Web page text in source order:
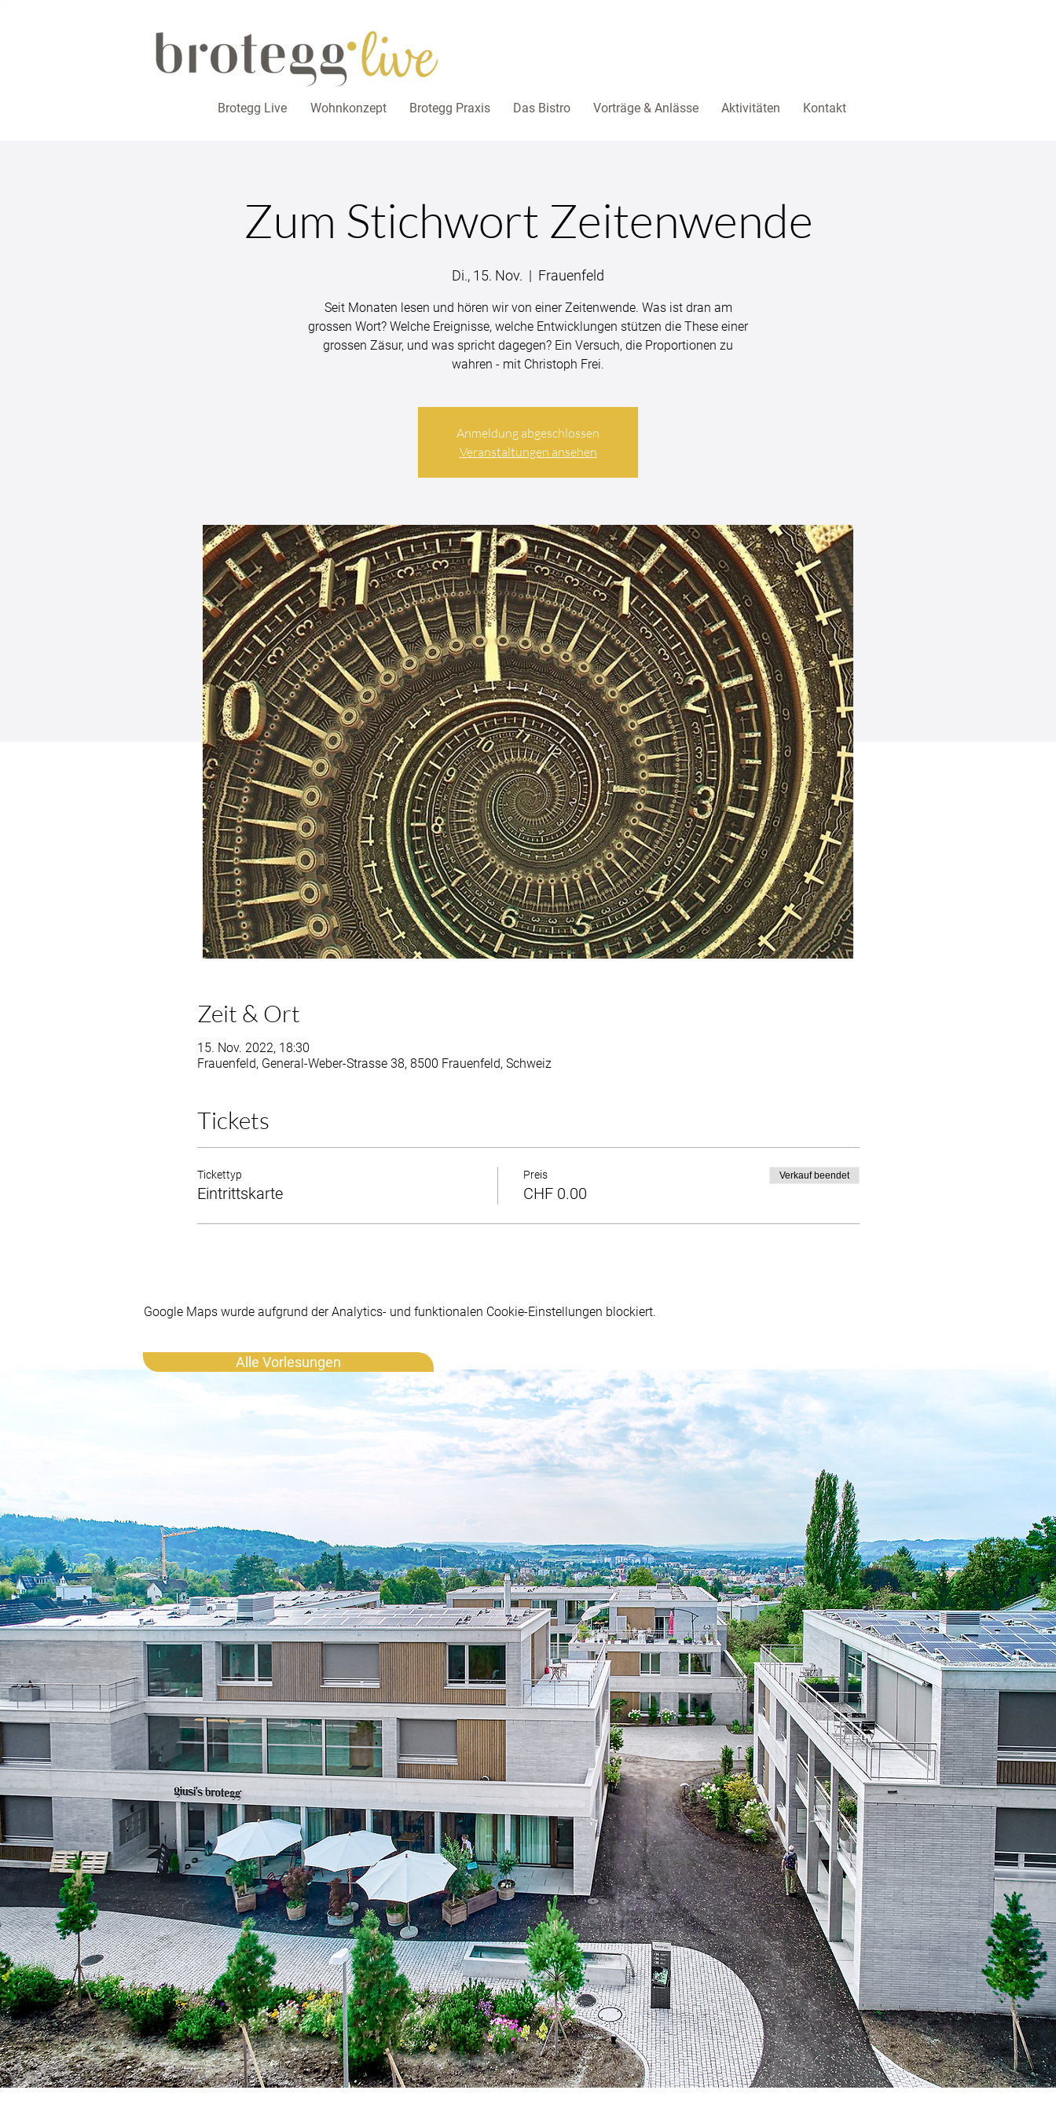
Brotegg Live Wohnkonzept Brotegg Praxis Das Bistro Vorträge & Anlässe Aktivitäten Kontakt
Zum Stichwort Zeitenwende
Di., 15. Nov.
  |
Frauenfeld
Seit Monaten lesen und hören wir von einer Zeitenwende. Was ist dran am
grossen Wort? Welche Ereignisse, welche Entwicklungen stützen die These einer
grossen Zäsur, und was spricht dagegen? Ein Versuch, die Proportionen zu
wahren - mit Christoph Frei.
Anmeldung abgeschlossen
Veranstaltungen ansehen
Zeit & Ort
15. Nov. 2022, 18:30
Frauenfeld, General-Weber-Strasse 38, 8500 Frauenfeld, Schweiz
Tickets
Tickettyp
Eintrittskarte
Preis
CHF 0.00
Verkauf beendet
Google Maps wurde aufgrund der Analytics- und funktionalen Cookie-Einstellungen blockiert.
Alle Vorlesungen